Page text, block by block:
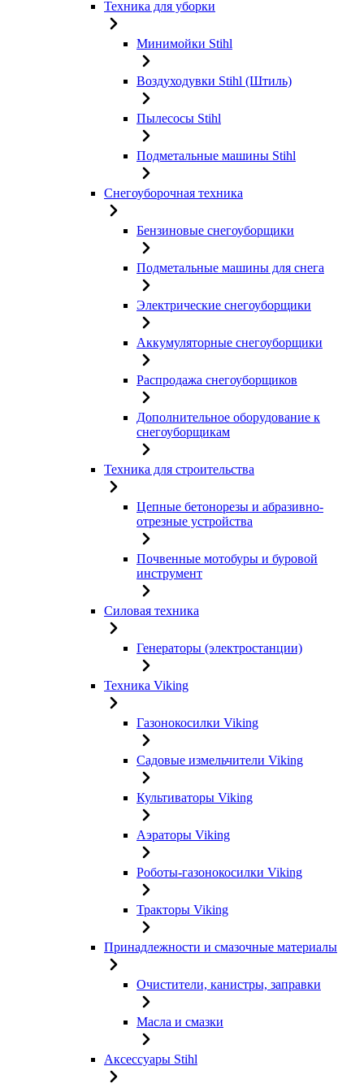
Техника для уборки
Минимойки Stihl
Воздуходувки Stihl (Штиль)
Пылесосы Stihl
Подметальные машины Stihl
Снегоуборочная техника
Бензиновые снегоуборщики
Подметальные машины для снега
Электрические снегоуборщики
Аккумуляторные снегоуборщики
Распродажа снегоуборщиков
Дополнительное оборудование к
снегоуборщикам
Техника для строительства
Цепные бетонорезы и абразивно-
отрезные устройства
Почвенные мотобуры и буровой
инструмент
Силовая техника
Генераторы (электростанции)
Техника Viking
Газонокосилки Viking
Садовые измельчители Viking
Культиваторы Viking
Аэраторы Viking
Роботы-газонокосилки Viking
Тракторы Viking
Принадлежности и смазочные материалы
Очистители, канистры, заправки
Масла и смазки
Аксессуары Stihl